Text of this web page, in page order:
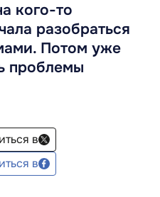
кого-то
разобраться
Потом уже
проблемы
в
в